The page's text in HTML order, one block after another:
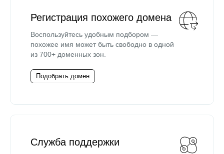
Регистрация похожего домена
Воспользуйтесь удобным подбором —
похожее имя может быть свободно в одной
из 700+ доменных зон.
Подобрать домен
Служба поддержки